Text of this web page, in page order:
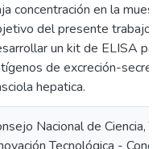
concentración en la
del presente trabajo
un kit de ELISA
de excreción-
hepatica.
Nacional de Ciencia,